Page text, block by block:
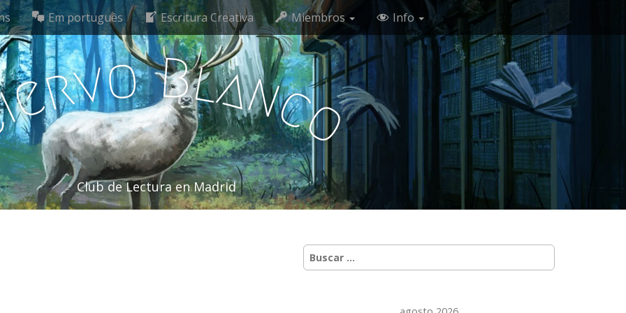
Em português Escritura Creativa Miembros Info
ervo Blanco
Club de Lectura en Madrid
Buscar: